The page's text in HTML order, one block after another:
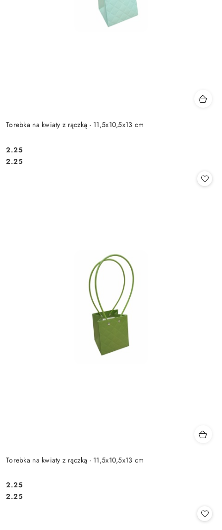
Torebka na kwiaty z rączką - 11,5x10,5x13 cm
Cena:
2.25
Cena:
2.25
Torebka na kwiaty z rączką - 11,5x10,5x13 cm
Cena:
2.25
Cena:
2.25